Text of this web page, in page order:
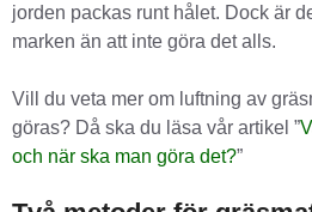
jorden packas runt hålet. Dock är
marken än att inte göra det alls.
Vill du veta mer om luftning av
göras? Då ska du läsa vår artikel ”
och när ska man göra det?”